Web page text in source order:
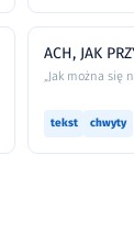
ACH, JAK
„Jak można się
tekst chwyty